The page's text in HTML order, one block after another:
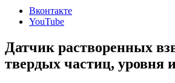
Вконтакте
YouTube
Датчик растворенных
твердых частиц, уровня